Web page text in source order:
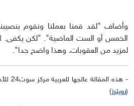
وأضاف "لقد قمنا بعملنا ونقوم
الخمس أو الست الماضية". "لكن يكفى.
لمزيد من العقوبات. وهذا واضح جدا".
- هذه
(رويترز)